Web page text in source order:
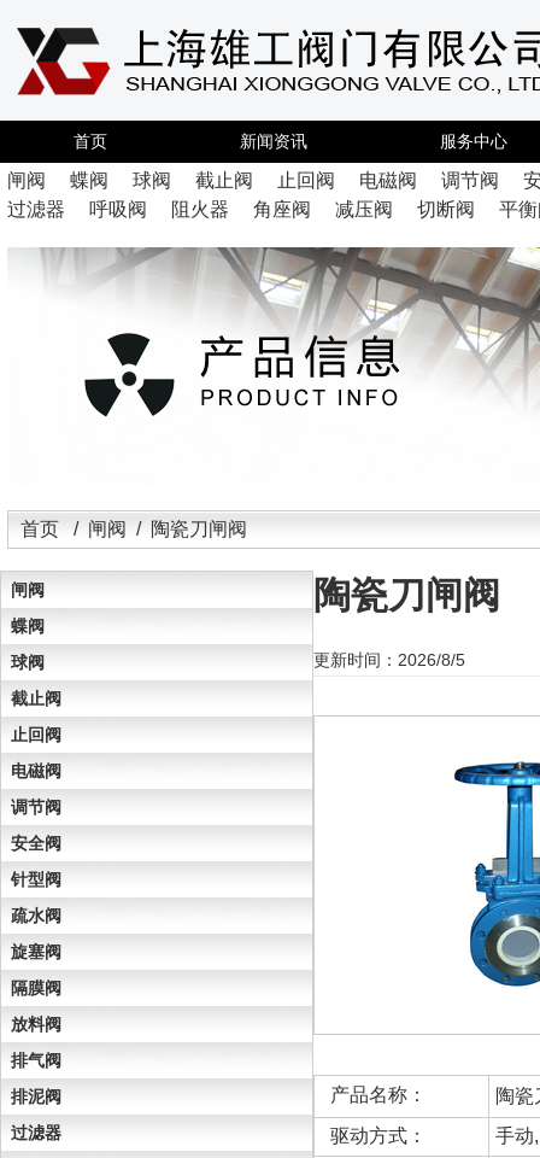
首页 新闻资讯 服务中心
闸阀 蝶阀 球阀 截止阀 止回阀 电磁阀 调节阀
过滤器
呼吸阀 阻火器 角座阀 减压阀 切断阀 平
首页 / 闸阀 / 陶瓷刀闸阀
闸阀
蝶阀
球阀
截止阀
止回阀
电磁阀
调节阀
安全阀
针型阀
疏水阀
旋塞阀
隔膜阀
放料阀
排气阀
排泥阀
过滤器
陶瓷刀闸阀
更新时间：2026/8/5
产品名称：
陶瓷
驱动方式：
手动